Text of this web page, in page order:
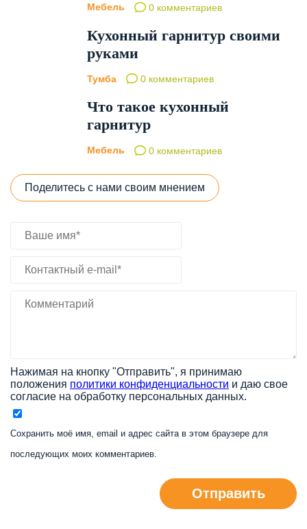
Мебель 0 комментариев
Кухонный гарнитур своими
руками
Тумба 0 комментариев
Что такое кухонный
гарнитур
Мебель 0 комментариев
Поделитесь с нами своим мнением
Нажимая на кнопку "Отправить", я принимаю
положения политики конфиденциальности и даю свое
согласие на обработку персональных данных.
Сохранить моё имя, email и адрес сайта в этом браузере для
последующих моих комментариев.
Отправить